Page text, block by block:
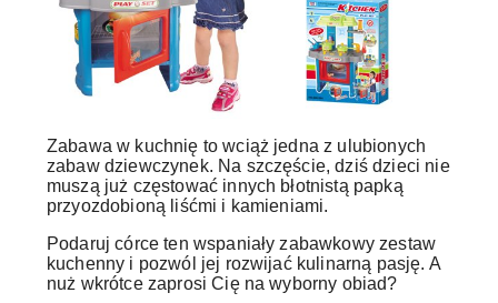
Zabawa w kuchnię to wciąż jedna z ulubionych
zabaw dziewczynek. Na szczęście, dziś dzieci nie
muszą już częstować innych błotnistą papką
przyozdobioną liśćmi i kamieniami.
Podaruj córce ten wspaniały zabawkowy zestaw
kuchenny i pozwól jej rozwijać kulinarną pasję. A
nuż wkrótce zaprosi Cię na wyborny obiad?